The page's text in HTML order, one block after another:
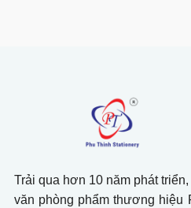
Trải qua hơn 10 năm phát
văn phòng phẩm thương hiệu